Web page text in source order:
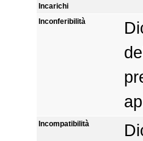
Incarichi
Inconferibilità
Incompatibilità